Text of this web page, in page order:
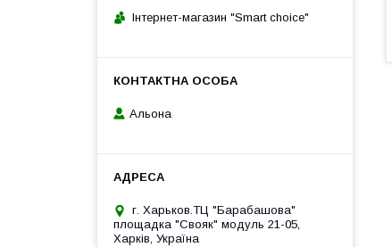
Інтернет-магазин "Smart choice"
Альона
г. Харьков.ТЦ "Барабашова"
площадка "Свояк" модуль 21-05,
Харків, Україна